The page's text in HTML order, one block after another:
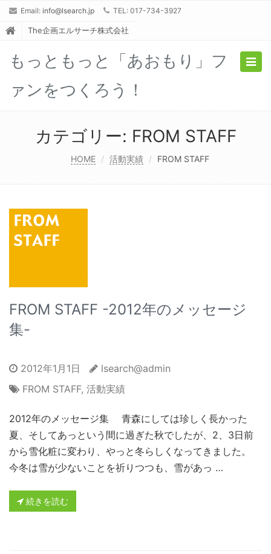
Email: info@lsearch.jp TEL: 017-734-3927
The企画エルサーチ株式会社
もっともっと「あおもり」フ
ァンをつくろう！
カテゴリー: FROM STAFF
HOME 活動実績 FROM STAFF
FROM STAFF -2012年のメッセージ
集-
2012年1月1日
lsearch@admin
FROM STAFF, 活動実績
2012年のメッセージ集 青森にしては珍しく長かった
夏、そしてあっという間に過ぎた秋でしたが、2、3日前
から雪化粧に変わり、やっと冬らしくなってきました。
今冬は雪が少ないことを祈りつつも、雪があっ …
続きを読む